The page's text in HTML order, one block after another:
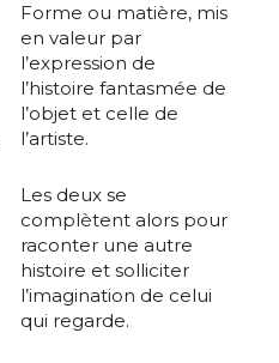
Forme ou matière, mis
en valeur par
l’expression de
l’histoire fantasmée de
l’objet et celle de
l’artiste.
Les deux se
complètent alors pour
raconter une autre
histoire et solliciter
l’imagination de celui
qui regarde.